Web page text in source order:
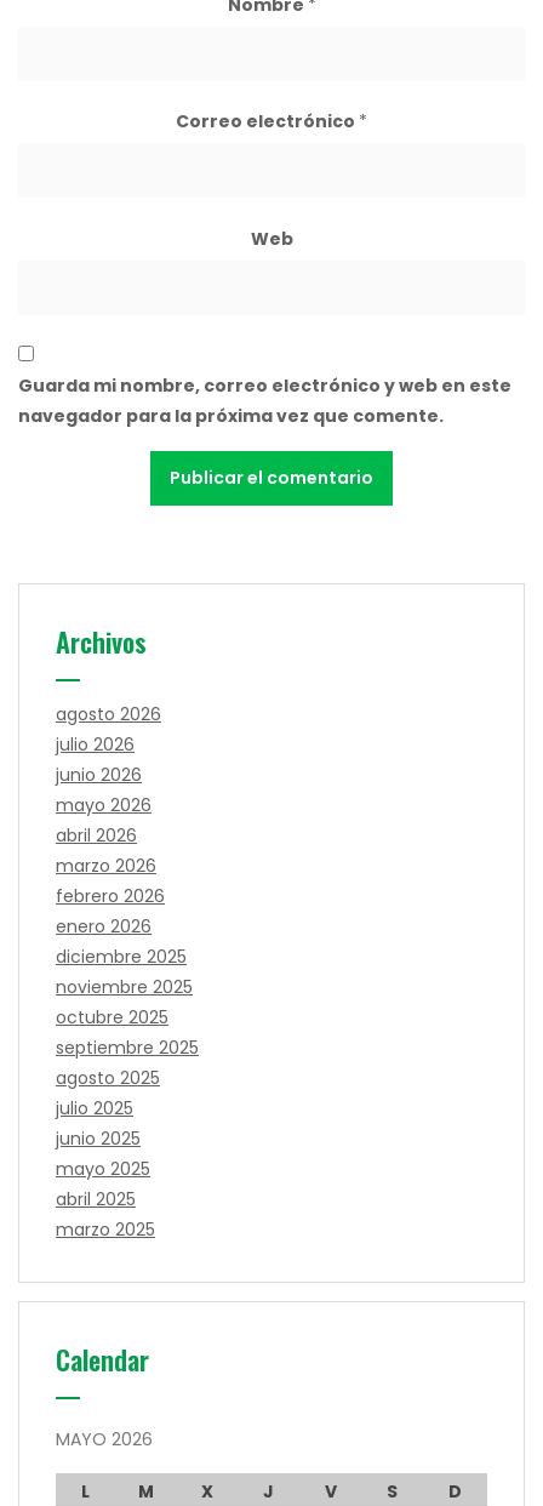
Nombre *
Correo electrónico *
Web
Guarda mi nombre, correo electrónico y web en este
navegador para la próxima vez que comente.
Archivos
agosto 2026
julio 2026
junio 2026
mayo 2026
abril 2026
marzo 2026
febrero 2026
enero 2026
diciembre 2025
noviembre 2025
octubre 2025
septiembre 2025
agosto 2025
julio 2025
junio 2025
mayo 2025
abril 2025
marzo 2025
Calendar
MAYO 2026
L M X J V S
D